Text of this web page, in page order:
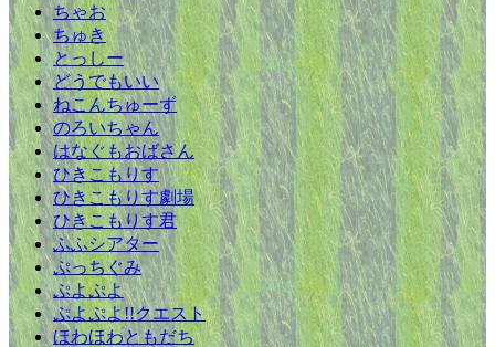
ちゃお
ちゅき
とっしー
どうでもいい
ねこんちゅーず
のろいちゃん
はなぐもおばさん
ひきこもりす
ひきこもりす劇場
ひきこもりす君
ふふシアター
ぷっちぐみ
ぷよぷよ
ぷよぷよ!!クエスト
ほわほわともだち